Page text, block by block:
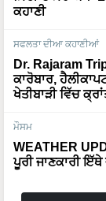
ਕਹਾਣੀ
ਸਫਲਤਾ ਦੀਆ ਕਹਾਣੀਆਂ
Dr. Rajaram
ਕਾਰੋਬਾਰ,
ਖੇਤੀਬਾੜੀ ਵਿੱਚ
ਮੌਸਮ
WEATHER
ਪੂਰੀ ਜਾਣਕਾਰੀ ਇੱਥੇ